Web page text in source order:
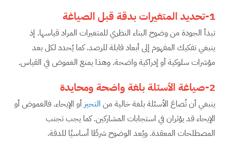
1-تحديد المتغيرات بدقة قبل الصياغة
تبدأ الجودة من وضوح البناء النظري للمتغيرات المراد قياسها. إذ
ينبغي تفكيك المفهوم إلى أبعاد قابلة للرصد. كما يُحدد لكل بعد
مؤشرات سلوكية أو إدراكية واضحة. وهذا يمنع الغموض في القياس.
2-صياغة الأسئلة بلغة واضحة ومحايدة
ينبغي أن تُصاغ الأسئلة بلغة خالية من التحيز أو الإيحاء. فالغموض أو
الإيحاء قد يؤثران في استجابات المشاركين. كما يجب تجنب
المصطلحات المعقدة. ويُعد الوضوح شرطًا أساسيًا للدقة.